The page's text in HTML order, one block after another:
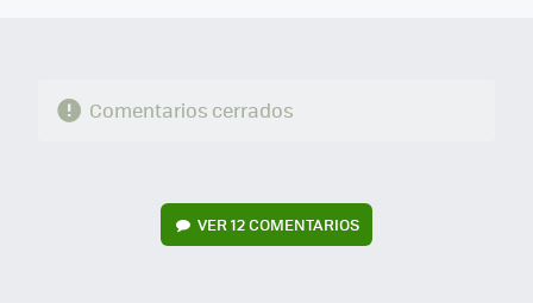
Comentarios cerrados
VER12 COMENTARIOS